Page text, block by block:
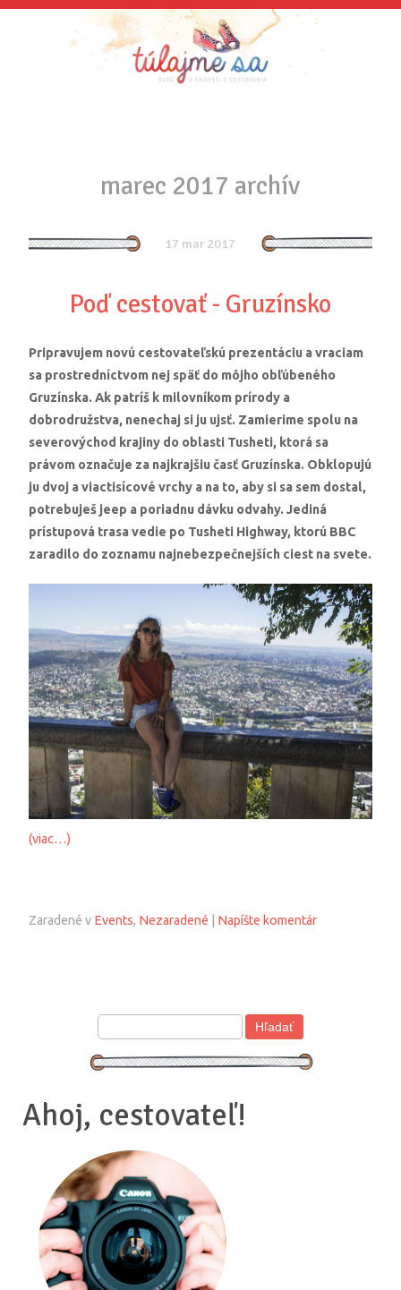
marec 2017 archív
17 mar 2017
Poď cestovať - Gruzínsko
Pripravujem novú cestovateľskú prezentáciu a vraciam
sa prostredníctvom nej späť do môjho obľúbeného
Gruzínska. Ak patríš k milovníkom prírody a
dobrodružstva, nenechaj si ju ujsť. Zamierime spolu na
severovýchod krajiny do oblasti Tusheti, ktorá sa
právom označuje za najkrajšiu časť Gruzínska. Obklopujú
ju dvoj a viactisícové vrchy a na to, aby si sa sem dostal,
potrebuješ jeep a poriadnu dávku odvahy. Jediná
prístupová trasa vedie po Tusheti Highway, ktorú BBC
zaradilo do zoznamu najnebezpečnejších ciest na svete.
(viac…)
Zaradené v Events, Nezaradené Napíšte komentár
Ahoj, cestovateľ!